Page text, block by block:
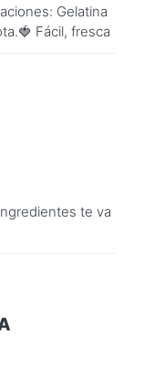
Gelatina
Fácil, fresca
te va